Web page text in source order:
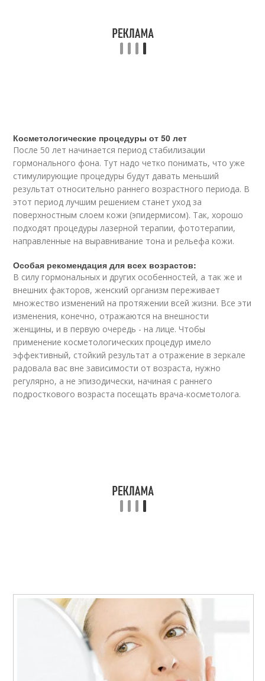
Косметологические процедуры от 50 лет
После 50 лет начинается период стабилизации
гормонального фона. Тут надо четко понимать, что уже
стимулирующие процедуры будут давать меньший
результат относительно раннего возрастного периода. В
этот период лучшим решением станет уход за
поверхностным слоем кожи (эпидермисом). Так, хорошо
подходят процедуры лазерной терапии, фототерапии,
направленные на выравнивание тона и рельефа кожи.
Особая рекомендация для всех возрастов:
В силу гормональных и других особенностей, а так же и
внешних факторов, женский организм переживает
множество изменений на протяжении всей жизни. Все эти
изменения, конечно, отражаются на внешности
женщины, и в первую очередь - на лице. Чтобы
применение косметологических процедур имело
эффективный, стойкий результат а отражение в зеркале
радовала вас вне зависимости от возраста, нужно
регулярно, а не эпизодически, начиная с раннего
подросткового возраста посещать врача-косметолога.